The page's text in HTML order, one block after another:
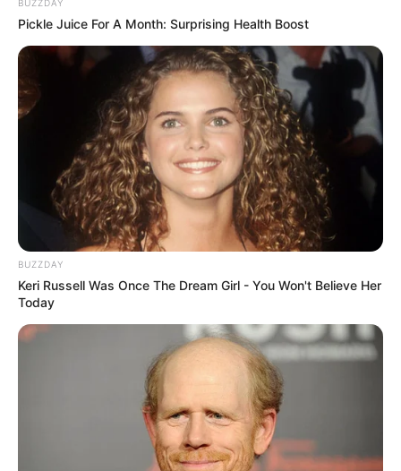
BUZZDAY
Pickle Juice For A Month: Surprising Health Boost
BUZZDAY
Keri Russell Was Once The Dream Girl - You Won't Believe Her
Today